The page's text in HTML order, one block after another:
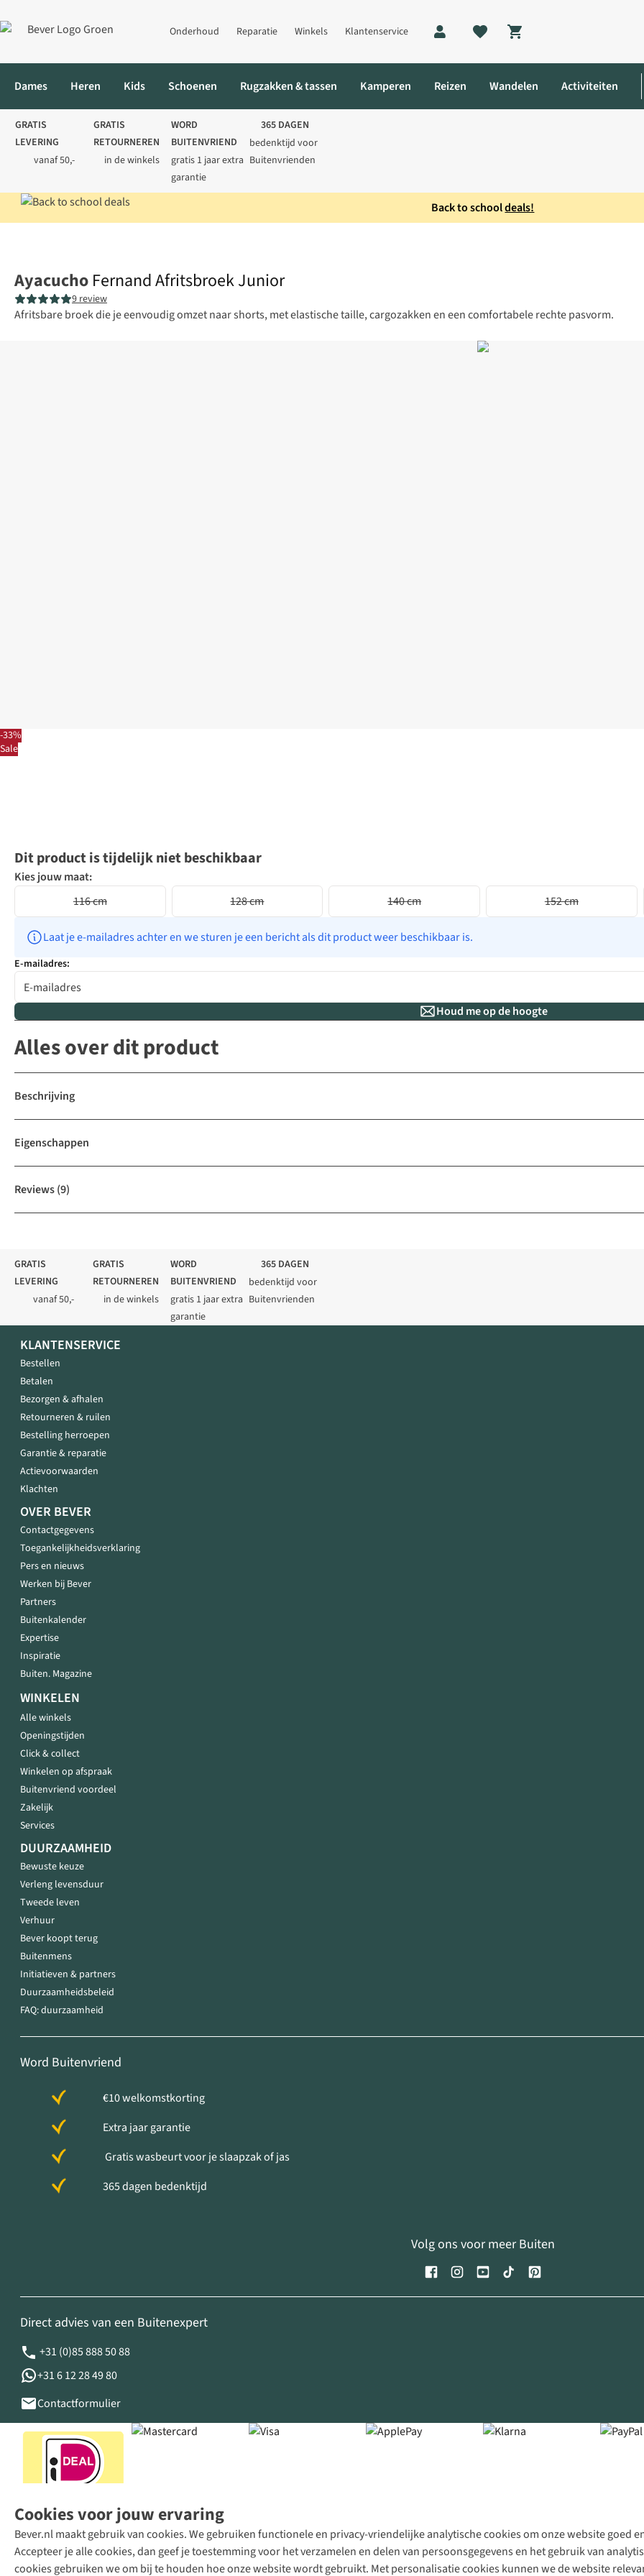
Onderhoud Reparatie Winkels Klantenservice
Shopping cart
Dames Heren Kids Schoenen Rugzakken & tassen Kamperen Reizen Wandelen Activiteiten
GRATIS
LEVERING
vanaf 50,-
GRATIS
RETOURNEREN
in de winkels
WORD
BUITENVRIEND
gratis 1 jaar extra
garantie
365 DAGEN
bedenktijd voor
Buitenvrienden
Back to schooldeals!
-33%
Sale
Ayacucho Fernand Afritsbroek Junior
9 review
Afritsbare broek die je eenvoudig omzet naar shorts, met elastische taille, cargozakken en een comfortabele rechte pasvorm.
Dit product is tijdelijk niet beschikbaar
Kies jouw maat:
116 cm
128 cm 140 cm 152 cm
Laat je e-mailadres achter en we sturen je een bericht als dit product weer beschikbaar is.
E-mailadres:
Houd me op de hoogte
Alles over dit product
Beschrijving
Eigenschappen
Reviews(9)
Cookies voor jouw ervaring
Bever.nl maakt gebruik van cookies. We gebruiken functionele en privacy-vriendelijke analytische cookies om onze website goed
Accepteer je alle cookies, dan geef je toestemming voor het verzamelen en delen van persoonsgegevens en het gebruik van
cookies gebruiken we om bij te houden hoe onze website wordt gebruikt. Met personalisatie cookies kunnen we de website
GRATIS
LEVERING
vanaf 50,-
GRATIS
RETOURNEREN
in de winkels
WORD
BUITENVRIEND
gratis 1 jaar extra
garantie
365 DAGEN
bedenktijd voor
Buitenvrienden
KLANTENSERVICE
Bestellen
Betalen
Bezorgen & afhalen
Retourneren & ruilen
Bestelling herroepen
Garantie & reparatie
Actievoorwaarden
Klachten
OVER BEVER
Contactgegevens
Toegankelijkheidsverklaring
Pers en nieuws
Werken bij Bever
Partners
Buitenkalender
Expertise
Inspiratie
Buiten. Magazine
WINKELEN
Alle winkels
Openingstijden
Click & collect
Winkelen op afspraak
Buitenvriend voordeel
Zakelijk
Services
DUURZAAMHEID
Bewuste keuze
Verleng levensduur
Tweede leven
Verhuur
Bever koopt terug
Buitenmens
Initiatieven & partners
Duurzaamheidsbeleid
FAQ: duurzaamheid
Word Buitenvriend
€10 welkomstkorting
Extra jaar garantie
Gratis wasbeurt voor je slaapzak of jas
365 dagen bedenktijd
Volg ons voor meer Buiten
Direct advies van een Buitenexpert
+31 (0)85 888 50 88
+31 6 12 28 49 80
Contactformulier